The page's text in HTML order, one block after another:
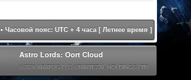
• Часовой пояс: UTC + 4 часа [ Летнее время ]
Astro Lords: Oort Cloud
©2026 ARATOG LLC ©TARTEZAL HOLDINGS LTD